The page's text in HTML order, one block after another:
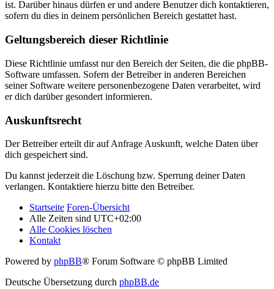
ist. Darüber hinaus dürfen er und andere Benutzer dich kontaktieren,
sofern du dies in deinem persönlichen Bereich gestattet hast.
Geltungsbereich dieser Richtlinie
Diese Richtlinie umfasst nur den Bereich der Seiten, die die phpBB-
Software umfassen. Sofern der Betreiber in anderen Bereichen
seiner Software weitere personenbezogene Daten verarbeitet, wird
er dich darüber gesondert informieren.
Auskunftsrecht
Der Betreiber erteilt dir auf Anfrage Auskunft, welche Daten über
dich gespeichert sind.
Du kannst jederzeit die Löschung bzw. Sperrung deiner Daten
verlangen. Kontaktiere hierzu bitte den Betreiber.
Startseite Foren-Übersicht
Alle Zeiten sind UTC+02:00
Alle Cookies löschen
Kontakt
Powered by phpBB® Forum Software © phpBB Limited
Deutsche Übersetzung durch phpBB.de